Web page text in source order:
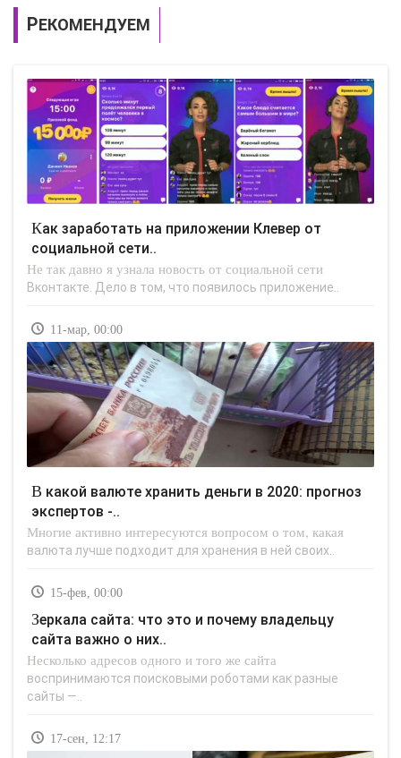
РЕКОМЕНДУЕМ
Как заработать на приложении Клевер от
социальной сети..
Не так давно я узнала новость от социальной сети
Вконтакте. Дело в том, что появилось приложение..
11-мар, 00:00
В какой валюте хранить деньги в 2020: прогноз
экспертов -..
Многие активно интересуются вопросом о том, какая
валюта лучше подходит для хранения в ней своих..
15-фев, 00:00
Зеркала сайта: что это и почему владельцу
сайта важно о них..
Несколько адресов одного и того же сайта
воспринимаются поисковыми роботами как разные
сайты —..
17-сен, 12:17